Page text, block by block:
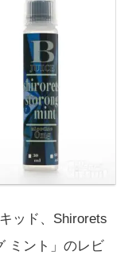
ッド、Shirorets
ミント」のレビ